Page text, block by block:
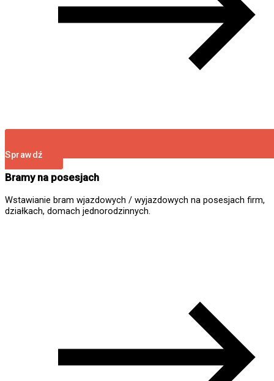
Sprawdź
Bramy na posesjach
Wstawianie bram wjazdowych / wyjazdowych na posesjach firm,
działkach, domach jednorodzinnych.